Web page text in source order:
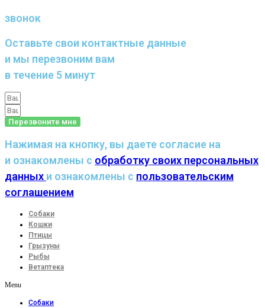
звонок
Оставьте свои контактные данные
и мы перезвоним вам
в течение 5 минут
Перезвоните мне
Нажимая на кнопку, вы даете согласие на
и ознакомлены с обработку своих персональных
данных и ознакомлены с пользовательским
соглашением
Собаки
Кошки
Птицы
Грызуны
Рыбы
Ветаптека
Menu
Собаки